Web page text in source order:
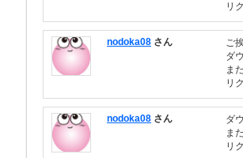
リ
nodoka08 さん
ご
ダ
ま
リ
nodoka08 さん
ダ
ま
リ